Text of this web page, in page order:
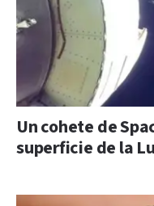
Un cohete de
superficie de la